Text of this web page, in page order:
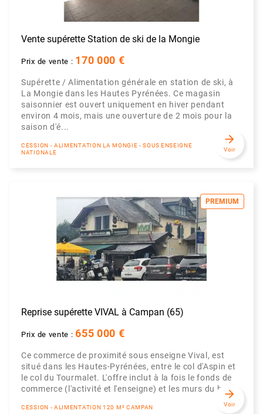
Vente supérette Station de ski de la Mongie
Prix de vente : 170 000 €
Supérette / Alimentation générale en station de ski, à
La Mongie dans les Hautes Pyrénées. Ce magasin
saisonnier est ouvert uniquement en hiver pendant
environ 4 mois, mais une ouverture de 2 mois pour la
saison d'é...
CESSION - ALIMENTATION LA MONGIE - SOUS ENSEIGNE
NATIONALE
arrow_forward
Voir
PREMIUM
Reprise supérette VIVAL à Campan (65)
Prix de vente :655 000 €
Ce commerce de proximité sous enseigne Vival, est
situé dans les Hautes-Pyrénées, entre le col d'Aspin et
le col du Tourmalet. L'offre inclut à la fois le fonds de
commerce (l'activité et l'enseigne) et les murs du bât...
CESSION - ALIMENTATION 120 M² CAMPAN
arrow_forward
Voir